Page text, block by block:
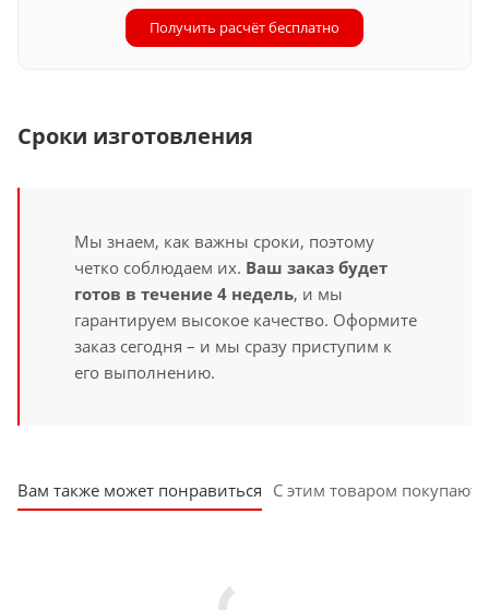
Получить расчёт бесплатно
Сроки изготовления
Мы знаем, как важны сроки, поэтому
четко соблюдаем их. Ваш заказ будет
готов в течение 4 недель, и мы
гарантируем высокое качество. Оформите
заказ сегодня – и мы сразу приступим к
его выполнению.
Вам также может понравиться С этим товаром покупают